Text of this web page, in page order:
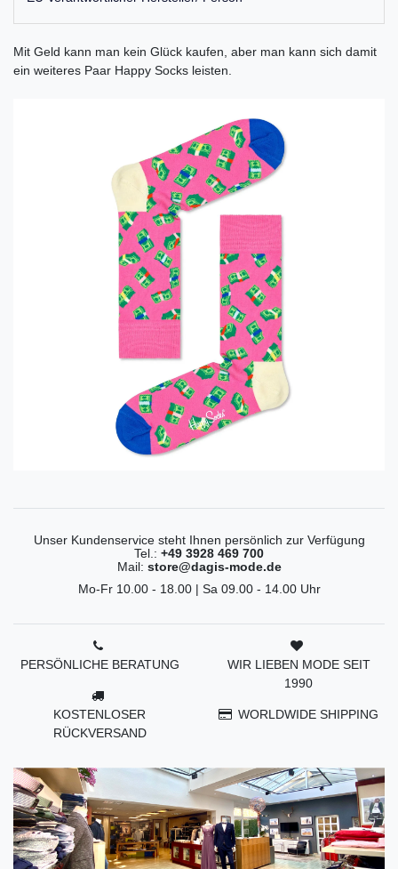
Mit Geld kann man kein Glück kaufen, aber man kann sich damit
ein weiteres Paar Happy Socks leisten.
Unser Kundenservice steht Ihnen persönlich zur Verfügung
Tel.: +49 3928 469 700
Mail: store@dagis-mode.de
Mo-Fr 10.00 - 18.00 | Sa 09.00 - 14.00 Uhr
PERSÖNLICHE BERATUNG
KOSTENLOSER
RÜCKVERSAND
WIR LIEBEN MODE SEIT
1990
WORLDWIDE SHIPPING